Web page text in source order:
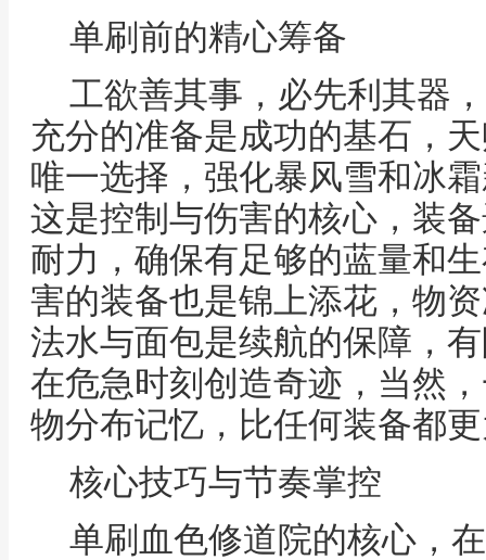
单刷前的精心筹备
工欲善其事，必先利其器
充分的准备是成功的基石，
唯一选择，强化暴风雪和冰
这是控制与伤害的核心，装
耐力，确保有足够的蓝量和
害的装备也是锦上添花，物
法水与面包是续航的保障，
在危急时刻创造奇迹，当然
物分布记忆，比任何装备都
核心技巧与节奏掌控
单刷血色修道院的核心，